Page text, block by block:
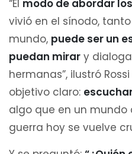
“El modo de abordar
vivió en el sínodo,
mundo, puede ser un
puedan mirar y
hermanas”, ilustró
objetivo claro:
algo que en un mundo
guerra hoy se vuelve